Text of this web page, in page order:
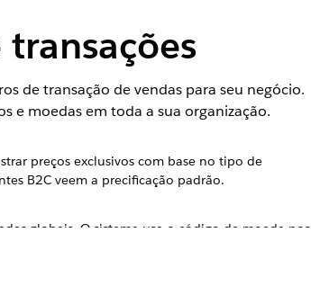
de transação de vendas para seu negócio.
e moedas em toda a sua organização.
preços exclusivos com base no tipo de
B2C veem a precificação padrão.
globais. O sistema usa o código de moeda nos